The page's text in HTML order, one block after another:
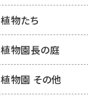
植物たち
植物園長の庭
植物園 その他